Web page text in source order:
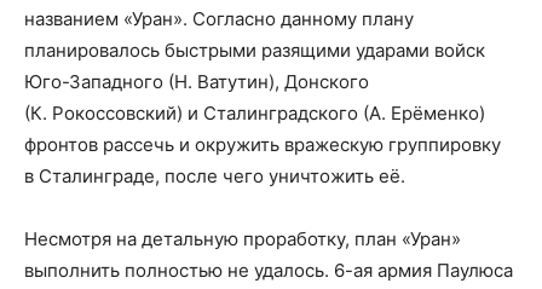
названием «Уран». Согласно данному плану
планировалось быстрыми разящими ударами войск
Юго-Западного (Н. Ватутин), Донского
(К. Рокоссовский) и Сталинградского (А. Ерёменко)
фронтов рассечь и окружить вражескую группировку
в Сталинграде, после чего уничтожить её.
Несмотря на детальную проработку, план «Уран»
выполнить полностью не удалось. 6-ая армия Паулюса